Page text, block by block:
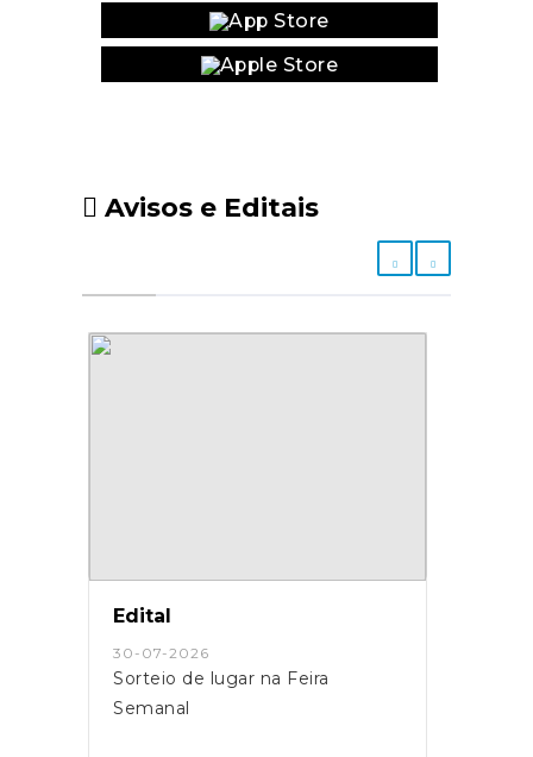
Avisos e Editais
Edital
30-07-2026
Sorteio de lugar na Feira
Semanal